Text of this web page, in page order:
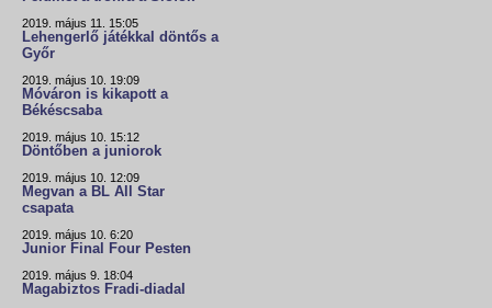
2019. május 11. 15:05
Lehengerlő játékkal döntős a
Győr
2019. május 10. 19:09
Móváron is kikapott a
Békéscsaba
2019. május 10. 15:12
Döntőben a juniorok
2019. május 10. 12:09
Megvan a BL All Star
csapata
2019. május 10. 6:20
Junior Final Four Pesten
2019. május 9. 18:04
Magabiztos Fradi-diadal